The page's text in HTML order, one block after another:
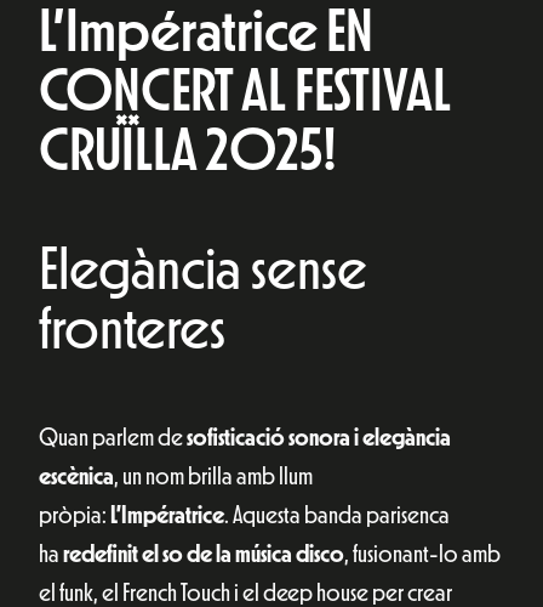
L’Impératrice EN
CONCERT AL FESTIVAL
CRUÏLLA 2025!
Elegància sense
fronteres
Quan parlem desofisticació sonora i elegància
escènica, un nom brilla amb llum
pròpia: L’Impératrice. Aquesta banda parisenca
ha redefinit el so de la música disco, fusionant-lo amb
el funk, el French Touch i el deep house per crear